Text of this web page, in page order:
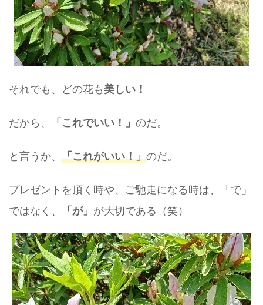
それでも、どの花も美しい！
だから、 「これでいい！」 のだ。
と言うか、 「これがいい！」のだ。
プレゼントを頂く時や、ご馳走になる時は、「で」
ではなく、
「が」 が大切である（笑）